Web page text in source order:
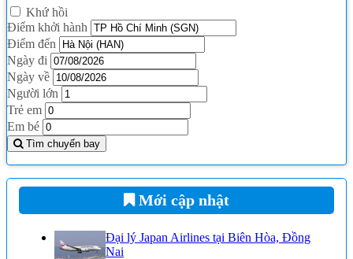
Khứ hồi
Điểm khởi hành
Điểm đến
Ngày đi
Ngày về
Người lớn
Trẻ em
Em bé
Tìm chuyến bay
Mới cập nhật
Đại lý Japan Airlines tại Biên Hòa, Đồng
Nai